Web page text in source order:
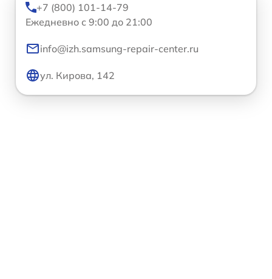
+7 (800) 101-14-79
Ежедневно с 9:00 до 21:00
info@izh.samsung-repair-center.ru
ул. Кирова, 142